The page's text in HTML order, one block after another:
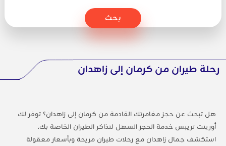
بحث
رحلة طيران من كرمان إلى زاهدان
هل تبحث عن حجز مغامرتك القادمة من كرمان إلى زاهدان؟ توفر لك
أورينت تريبس خدمة الحجز السهل لتذاكر الطيران الخاصة بك.
استكشف جمال زاهدان مع رحلات طيران مريحة وبأسعار معقولة